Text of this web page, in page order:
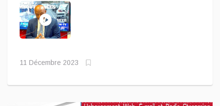
11 Décembre 2023